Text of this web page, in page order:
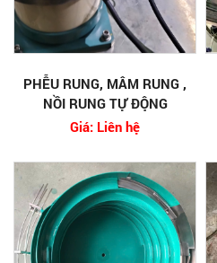
PHỄU RUNG, MÂM RUNG ,
NỒI RUNG TỰ ĐỘNG
Giá: Liên hệ